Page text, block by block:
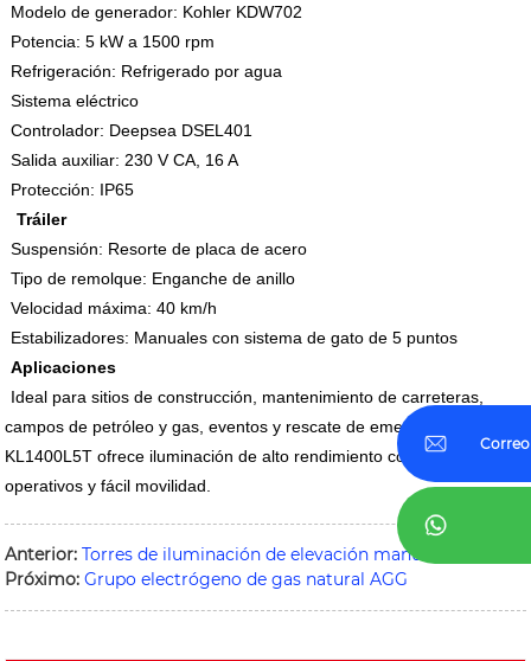
Modelo de generador: Kohler KDW702
Potencia: 5 kW a 1500 rpm
Refrigeración: Refrigerado por agua
Sistema eléctrico
Controlador: Deepsea DSEL401
Salida auxiliar: 230 V CA, 16 A
Protección: IP65
Tráiler
Suspensión: Resorte de placa de acero
Tipo de remolque: Enganche de anillo
Velocidad máxima: 40 km/h
Estabilizadores: Manuales con sistema de gato de 5 puntos
Aplicaciones
Ideal para sitios de construcción, mantenimiento de carreteras,
campos de petróleo y gas, eventos y rescate de emergencia, el
KL1400L5T ofrece iluminación de alto rendimiento con bajos costos
operativos y fácil movilidad.
Anterior: Torres de iluminación de elevación manual
Próximo: Grupo electrógeno de gas natural AGG